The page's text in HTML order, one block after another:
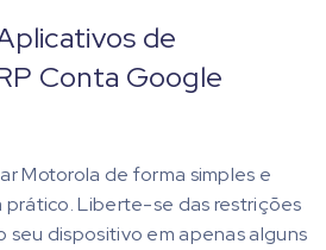
de
Conta Google
Motorola de forma simples e
prático. Liberte-se das restrições
seu dispositivo em apenas alguns